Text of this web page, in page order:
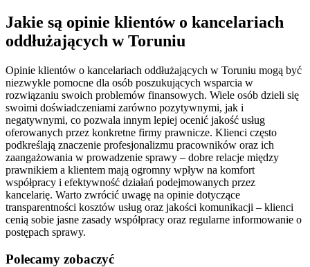
Jakie są opinie klientów o kancelariach
oddłużających w Toruniu
Opinie klientów o kancelariach oddłużających w Toruniu mogą być
niezwykle pomocne dla osób poszukujących wsparcia w
rozwiązaniu swoich problemów finansowych. Wiele osób dzieli się
swoimi doświadczeniami zarówno pozytywnymi, jak i
negatywnymi, co pozwala innym lepiej ocenić jakość usług
oferowanych przez konkretne firmy prawnicze. Klienci często
podkreślają znaczenie profesjonalizmu pracowników oraz ich
zaangażowania w prowadzenie sprawy – dobre relacje między
prawnikiem a klientem mają ogromny wpływ na komfort
współpracy i efektywność działań podejmowanych przez
kancelarię. Warto zwrócić uwagę na opinie dotyczące
transparentności kosztów usług oraz jakości komunikacji – klienci
cenią sobie jasne zasady współpracy oraz regularne informowanie o
postępach sprawy.
Polecamy zobaczyć